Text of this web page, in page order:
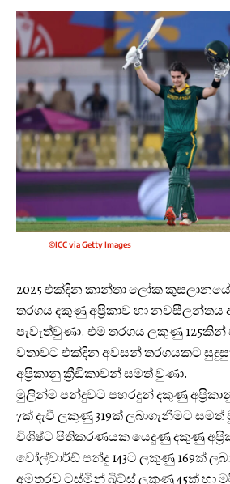
©ICC via Getty Images
2025 එක්දින කාන්තා ලෝක
තරගය දකුණු අප්‍රිකාව හා නවසීලන්තය
පැවැත්වුණා. එම තරගය ලකුණු
වතාවට එක්දින අවසන් තරගයකට
අප්‍රිකානු ක්‍රීඩිකාවන් සමත් වුණා.
මුලින්ම පන්දුවට පහරදුන් දකුණු
7ක් දැවී ලකුණු 319ක් ලබාගැනීමට සමත්
විශිෂ්ට පිතිකරණයක යෙදුණු දකුණු
වෝල්වාර්ඩ් පන්දු 143ට ලකුණු 169ක්
අමතරව ටස්මින් බ්‍රිට්ස් ලකුණු 45ක් හා